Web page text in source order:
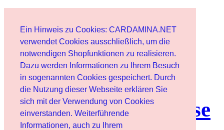
Ein Hinweis zu Cookies: CARDAMINA.NET
verwendet Cookies ausschließlich, um die
notwendigen Shopfunktionen zu realisieren.
Dazu werden Informationen zu Ihrem Besuch
in sogenannten Cookies gespeichert. Durch
die Nutzung dieser Webseite erklären Sie
sich mit der Verwendung von Cookies
einverstanden. Weiterführende
Informationen, auch zu Ihrem
Benutzer
Newsletter
Nutzungshinweise